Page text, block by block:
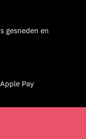
gesneden en
Pay